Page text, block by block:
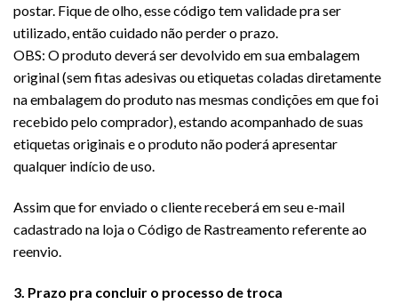
postar. Fique de olho, esse código tem validade pra ser
utilizado, então cuidado não perder o prazo.
OBS: O produto deverá ser devolvido em sua embalagem
original (sem fitas adesivas ou etiquetas coladas diretamente
na embalagem do produto nas mesmas condições em que foi
recebido pelo comprador), estando acompanhado de suas
etiquetas originais e o produto não poderá apresentar
qualquer indício de uso.
Assim que for enviado o cliente receberá em seu e-mail
cadastrado na loja o Código de Rastreamento referente ao
reenvio.
3. Prazo pra concluir o processo de troca